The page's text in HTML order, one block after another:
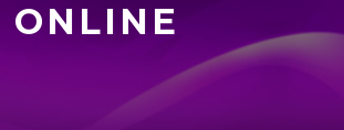
ONLINE